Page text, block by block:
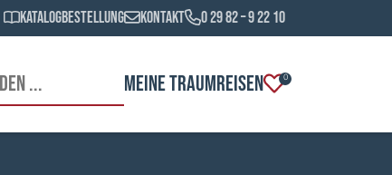
Katalogbestellung Kontakt 0 29 82 – 9 22 10
MEINE TRAUMREISEN 0